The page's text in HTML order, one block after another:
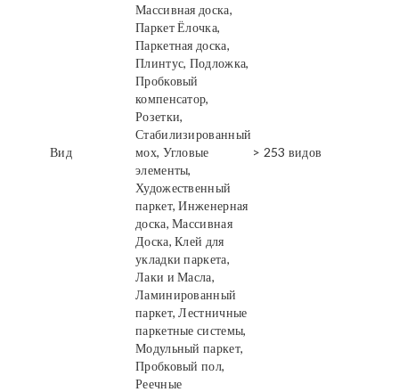
Вид
Массивная доска,
Паркет Ёлочка,
Паркетная доска,
Плинтус, Подложка,
Пробковый
компенсатор,
Розетки,
Стабилизированный
мох, Угловые
элементы,
Художественный
паркет, Инженерная
доска, Массивная
Доска, Клей для
укладки паркета,
Лаки и Масла,
Ламинированный
паркет, Лестничные
паркетные системы,
Модульный паркет,
Пробковый пол,
Реечные
> 253 видов